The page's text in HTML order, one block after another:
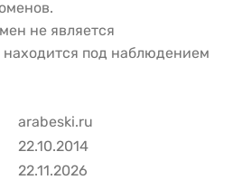
не является
под наблюдением
arabeski.ru
22.10.2014
22.11.2026